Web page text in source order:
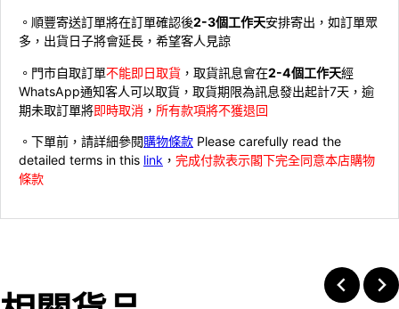
。順豐寄送訂單將在訂單確認後2-3個工作天安排寄出，如訂單眾
多，出貨日子將會延長，希望客人見諒
。門市自取訂單不能即日取貨 ，取貨訊息會在2-4個工作天經
WhatsApp通知客人可以取貨，取貨期限為訊息發出起計7天，逾
期未取訂單將即時取消 ， 所有款項將不獲退回
。下單前，請詳細參閱購物條款 Please carefully read the
detailed terms in this link ， 完成付款表示閣下完全同意本店購物
條款